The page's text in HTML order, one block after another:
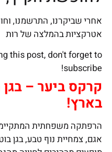
אחרי שביקרנו, התרשמנו,
אטרקציות בהמלצה של רות
this post, don't forget to
subscribe!
קרקס ביער – בגן
בארץ!
הרפתקה משפחתית
אגם, צמחיית נוף טבע, בגן